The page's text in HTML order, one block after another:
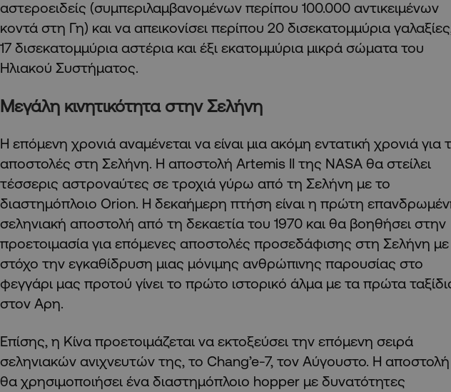
αστεροειδείς (συμπεριλαμβανομένων περίπου 100.000 αντικειμένων
κοντά στη Γη) και να απεικονίσει περίπου 20 δισεκατομμύρια
17 δισεκατομμύρια αστέρια και έξι εκατομμύρια μικρά σώματα του
Ηλιακού Συστήματος.
Μεγάλη κινητικότητα στην Σελήνη
Η επόμενη χρονιά αναμένεται να είναι μια ακόμη εντατική χρονιά για
αποστολές στη Σελήνη. Η αποστολή Artemis II της NASA θα στείλει
τέσσερις αστροναύτες σε τροχιά γύρω από τη Σελήνη με το
διαστημόπλοιο Orion. Η δεκαήμερη πτήση είναι η πρώτη
σεληνιακή αποστολή από τη δεκαετία του 1970 και θα βοηθήσει στην
προετοιμασία για επόμενες αποστολές προσεδάφισης στη Σελήνη με
στόχο την εγκαθίδρυση μιας μόνιμης ανθρώπινης παρουσίας στο
φεγγάρι μας προτού γίνει το πρώτο ιστορικό άλμα με τα πρώτα
στον Αρη.
Επίσης, η Κίνα προετοιμάζεται να εκτοξεύσει την επόμενη σειρά
σεληνιακών ανιχνευτών της, το Chang’e-7, τον Αύγουστο. Η αποστολή
θα χρησιμοποιήσει ένα διαστημόπλοιο hopper με δυνατότητες